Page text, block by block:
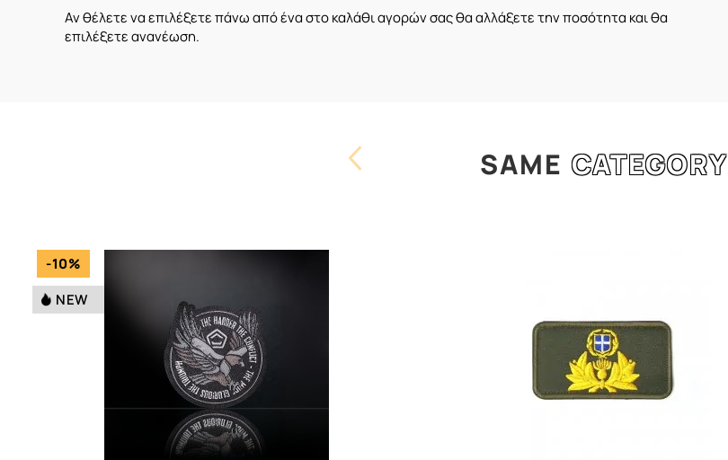
Αν θέλετε να επιλέξετε πάνω από ένα στοκαλάθιαγορών σας θα αλλάξετε την ποσότητα και θα
επιλέξετε ανανέωση.
SAME CATEGORY
-10%
NEW